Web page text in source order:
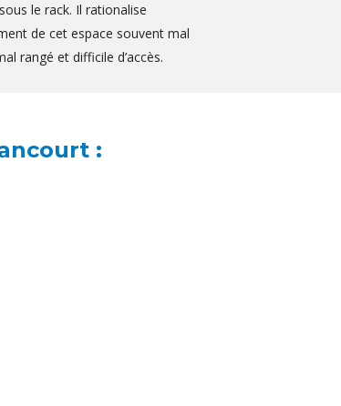
le rack. Il rationalise
de cet espace souvent mal
rangé et difficile d’accès.
: